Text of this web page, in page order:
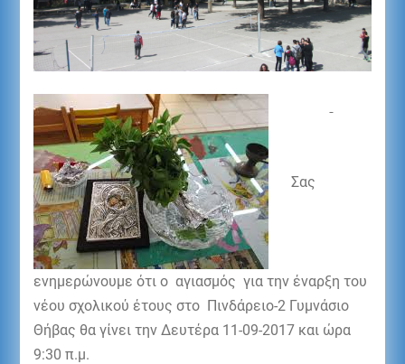
Σας
ενημερώνουμε ότι ο αγιασμός για την έναρξη του
νέου σχολικού έτους στο Πινδάρειο-2 Γυμνάσιο
Θήβας θα γίνει την Δευτέρα 11-09-2017 και ώρα
9:30 π.μ.